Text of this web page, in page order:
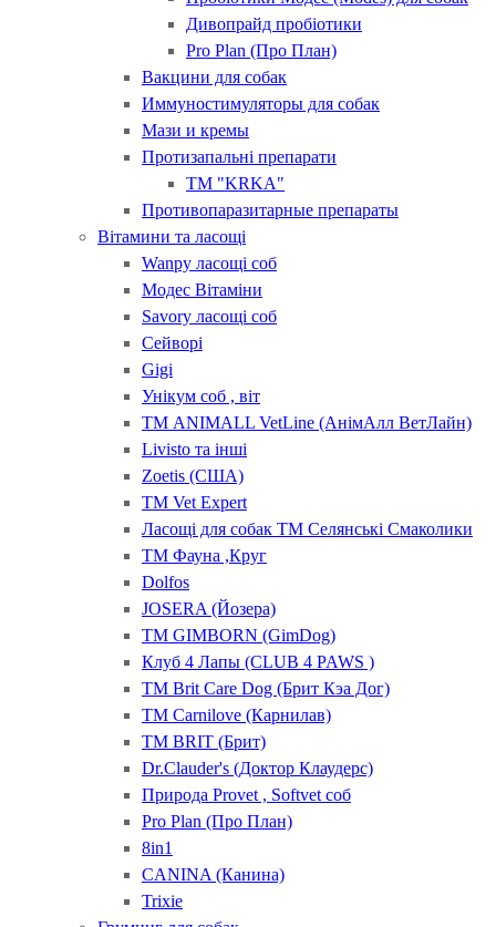
Дивопрайд пробіотики
Pro Plan (Про План)
Вакцини для собак
Иммуностимуляторы для собак
Мази и кремы
Протизапальні препарати
ТМ "KRKA"
Противопаразитарные препараты
Вітамини та ласощі
Wanpy ласощі соб
Модес Вітаміни
Savory ласощі соб
Сейворі
Gigi
Унікум соб , віт
ТМ ANIMALL VetLine (АнімАлл ВетЛайн)
Livisto та інші
Zoetis (США)
ТМ Vet Expert
Ласощі для собак ТМ Селянські Смаколики
ТМ Фауна ,Круг
Dolfos
JOSERA (Йозера)
ТМ GIMBORN (GimDog)
Клуб 4 Лапы (CLUB 4 PAWS )
ТМ Brit Care Dog (Брит Кэа Дог)
ТМ Carnilove (Карнилав)
ТМ BRIT (Брит)
Dr.Clauder's (Доктор Клаудерс)
Природа Provet , Softvet соб
Pro Plan (Про План)
8in1
CANINA (Канина)
Trixie